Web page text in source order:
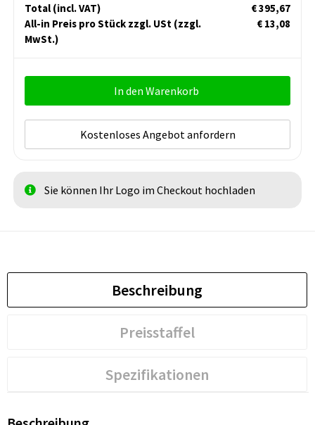
Total (incl. VAT)
€ 395,67
All-in Preis pro Stück zzgl. USt (zzgl.
MwSt.)
€ 13,08
In den Warenkorb
Kostenloses Angebot anfordern
Sie können Ihr Logo im Checkout hochladen
Beschreibung
Preisstaffel
Spezifikationen